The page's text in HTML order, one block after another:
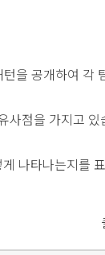
을 공개하여 각
점을 가지고 있
나타나는지를